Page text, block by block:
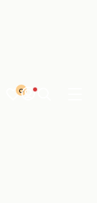
0